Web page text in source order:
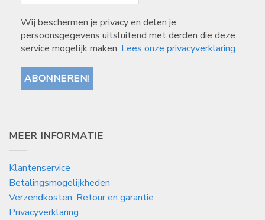
Wij beschermen je privacy en delen je
persoonsgegevens uitsluitend met derden die deze
service mogelijk maken. Lees onze privacyverklaring.
MEER INFORMATIE
Klantenservice
Betalingsmogelijkheden
Verzendkosten, Retour en garantie
Privacyverklaring